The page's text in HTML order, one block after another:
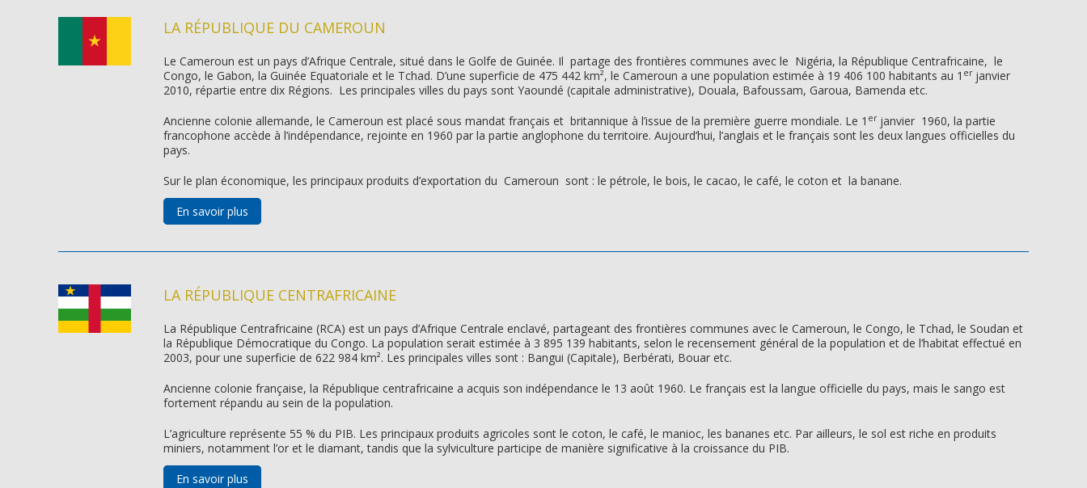
LA RÉPUBLIQUE DU CAMEROUN
Le Cameroun est un pays d’Afrique Centrale, situé dans le Golfe de Guinée. Il partage des frontières communes avec le Nigéria, la République Centrafricaine, le
Congo, le Gabon, la Guinée Equatoriale et le Tchad. D’une superficie de 475 442 km², le Cameroun a une population estimée à 19 406 100 habitants au 1 erjanvier
2010, répartie entre dix Régions. Les principales villes du pays sont Yaoundé (capitale administrative), Douala, Bafoussam, Garoua, Bamenda etc.
Ancienne colonie allemande, le Cameroun est placé sous mandat français et britannique à l’issue de la première guerre mondiale. Le 1 erjanvier 1960, la partie
francophone accède à l’indépendance, rejointe en 1960 par la partie anglophone du territoire. Aujourd’hui, l’anglais et le français sont les deux langues officielles du
pays.
Sur le plan économique, les principaux produits d’exportation du Cameroun sont : le pétrole, le bois, le cacao, le café, le coton et la banane.
En savoir plus
LA RÉPUBLIQUE CENTRAFRICAINE
La République Centrafricaine (RCA) est un pays d’Afrique Centrale enclavé, partageant des frontières communes avec le Cameroun, le Congo, le Tchad, le Soudan et
la République Démocratique du Congo. La population serait estimée à 3 895 139 habitants, selon le recensement général de la population et de l’habitat effectué en
2003, pour une superficie de 622 984 km². Les principales villes sont : Bangui (Capitale), Berbérati, Bouar etc.
Ancienne colonie française, la République centrafricaine a acquis son indépendance le 13 août 1960. Le français est la langue officielle du pays, mais le sango est
fortement répandu au sein de la population.
L’agriculture représente 55 % du PIB. Les principaux produits agricoles sont le coton, le café, le manioc, les bananes etc. Par ailleurs, le sol est riche en produits
miniers, notamment l’or et le diamant, tandis que la sylviculture participe de manière significative à la croissance du PIB.
En savoir plus